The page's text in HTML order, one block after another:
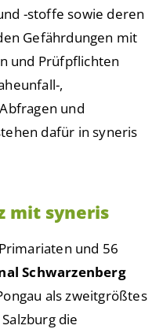
-stoffe sowie deren
Gefährdungen mit
und Prüfpflichten
,
und
dafür in syneris
mit syneris
und 56
Schwarzenberg
als zweitgrößtes
die